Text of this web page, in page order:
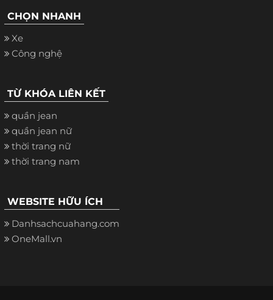
CHỌN NHANH
Xe
Công nghệ
TỪ KHÓA LIÊN KẾT
quần jean
quần jean nữ
thời trang nữ
thời trang nam
WEBSITE HỮU ÍCH
Danhsachcuahang.com
OneMall.vn